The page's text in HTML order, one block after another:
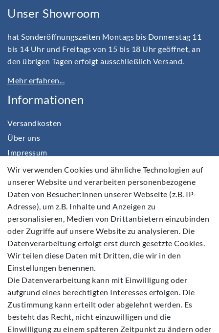
Unser Showroom
hat Sonderöffnungszeiten Montags bis Donnerstag 11
bis 14 Uhr und Freitags von 15 bis 18 Uhr geöffnet, an
den übrigen Tagen erfolgt ausschließlich Versand.
Mehr erfahren...
Informationen
Versandkosten
Über uns
Impressum
Daten­schutz­erklärung
AGB
Barrierefreiheitserklärung
Widerrufs­recht
Kontakt
Vertrag widerrufen
Folgen Sie Uns
Wir verwenden Cookies und ähnliche Technologien auf
unserer Website und verarbeiten personenbezogene
Daten von Besucher:innen unserer Webseite (z.B. IP-
Adresse), um z.B. Inhalte und Anzeigen zu
personalisieren, Medien von Drittanbietern einzubinden
oder Zugriffe auf unsere Website zu analysieren. Die
Datenverarbeitung erfolgt erst durch gesetzte Cookies.
Wir teilen diese Daten mit Dritten, die wir in den
Einstellungen benennen.
Die Datenverarbeitung kann mit Einwilligung oder
aufgrund eines berechtigten Interesses erfolgen. Die
Zustimmung kann erteilt oder abgelehnt werden. Es
besteht das Recht, nicht einzuwilligen und die
Einwilligung zu einem späteren Zeitpunkt zu ändern oder